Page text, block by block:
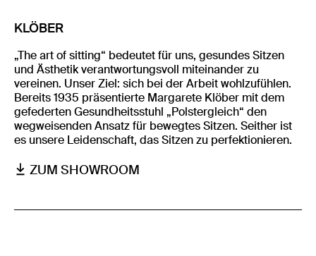
KLÖBER
„The art of sitting“ bedeutet für uns, gesundes Sitzen
und Ästhetik verantwortungsvoll miteinander zu
vereinen. Unser Ziel: sich bei der Arbeit wohlzufühlen.
Bereits 1935 präsentierte Margarete Klöber mit dem
gefederten Gesundheitsstuhl „Polstergleich“ den
wegweisenden Ansatz für bewegtes Sitzen. Seither ist
es unsere Leidenschaft, das Sitzen zu perfektionieren.
ZUM SHOWROOM